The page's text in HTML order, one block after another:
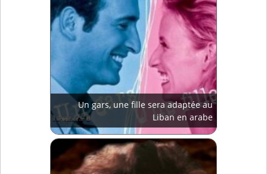
Un gars, une fille sera adaptée au
Liban en arabe